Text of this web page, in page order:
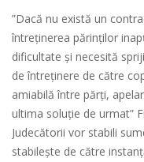
”Dacă nu există un
întreținerea părinților
dificultate și necesită
de întreținere de către
amiabilă între părți,
ultima soluție de urmat”
Judecătorii vor stabili
stabilește de către